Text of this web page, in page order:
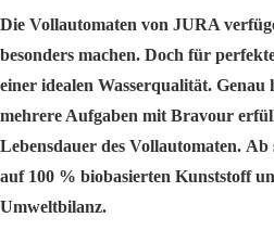
Die Vollautomaten von JURA
besonders machen. Doch für
einer idealen Wasserqualität.
mehrere Aufgaben mit Bravour
Lebensdauer des Vollautomaten. Ab
auf 100 % biobasierten Kunststoff
Umweltbilanz.